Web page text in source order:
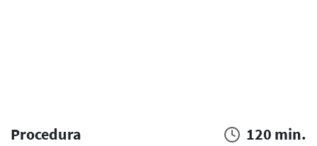
Procedura 120 min.